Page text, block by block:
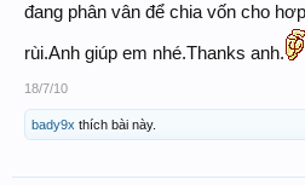
đang phân vân để chia vốn cho
rùi.Anh giúp em nhé.Thanks anh.
18/7/10
bady9x thích bài này.